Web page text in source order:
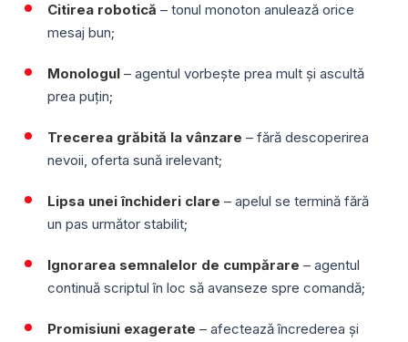
Citirea robotică – tonul monoton anulează orice
mesaj bun;
Monologul – agentul vorbește prea mult și ascultă
prea puțin;
Trecerea grăbită la vânzare – fără descoperirea
nevoii, oferta sună irelevant;
Lipsa unei închideri clare – apelul se termină fără
un pas următor stabilit;
Ignorarea semnalelor de cumpărare – agentul
continuă scriptul în loc să avanseze spre comandă;
Promisiuni exagerate – afectează încrederea și